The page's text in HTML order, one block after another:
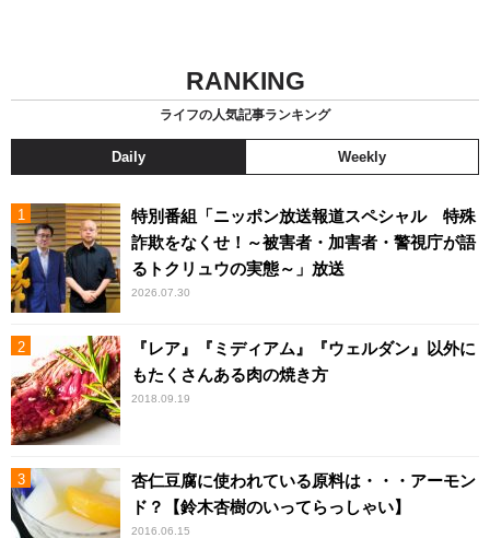
RANKING
ライフの人気記事ランキング
Daily Weekly
特別番組「ニッポン放送報道スペシャル 特殊
詐欺をなくせ！～被害者・加害者・警視庁が語
るトクリュウの実態～」放送
2026.07.30
『レア』『ミディアム』『ウェルダン』以外に
もたくさんある肉の焼き方
2018.09.19
杏仁豆腐に使われている原料は・・・アーモン
ド？【鈴木杏樹のいってらっしゃい】
2016.06.15